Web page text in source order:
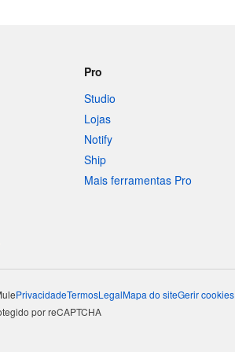
Pro
Studio
Lojas
Notify
Ship
Mais ferramentas Pro
PrivacidadeTermosLegalMapa do siteGerir cookies
por reCAPTCHA